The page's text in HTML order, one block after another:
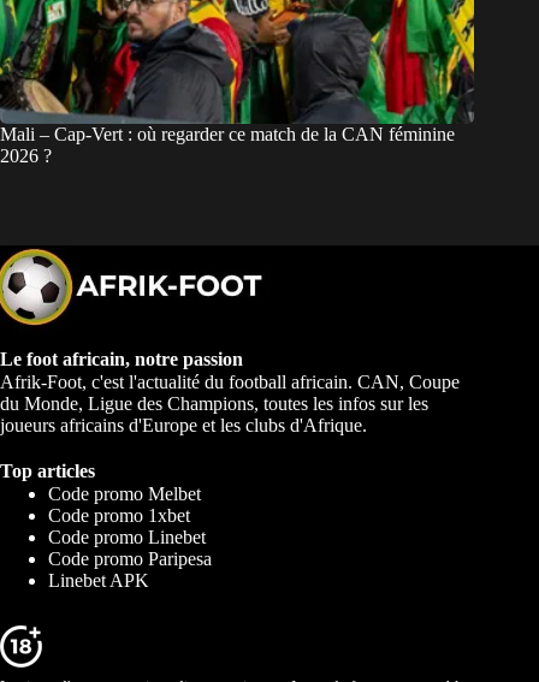
Mali – Cap-Vert : où regarder ce match de la CAN féminine
2026 ?
Le foot africain, notre passion
Afrik-Foot, c'est l'actualité du football africain. CAN, Coupe
du Monde, Ligue des Champions, toutes les infos sur les
joueurs africains d'Europe et les clubs d'Afrique.
Top articles
Code promo Melbet
Code promo 1xbet
Code promo Linebet
Code promo Paripesa
Linebet APK